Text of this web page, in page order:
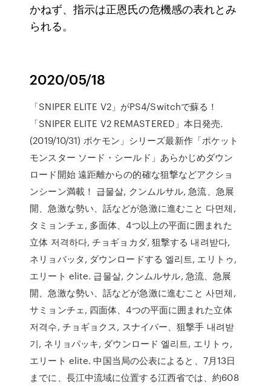
かねず、指示は正恩氏の危機感の表れとみ
られる。
2020/05/18
「SNIPER ELITE V2」がPS4/Switchで蘇る！
「SNIPER ELITE V2 REMASTERED」本日発売.
(2019/10/31) ポケモン」シリーズ最新作「ポケット
モンスター ソード・シールド」あらかじめダウン
ロード開始 遠距離からの的確な狙撃などアクショ
ンシーン満載！ 급물살, クンムルサル, 急流、急展
開、急激な勢い、話などが急激に進むこと 다면체,
タミョンチェ, 多面体、4つ以上の平面に囲まれた
立体 저격하다, チョギョカダ, 狙撃する 내려받다,
ネリョバッタ, ダウンロードする 엘리트, エリトゥ,
エリート elite. 급물살, クンムルサル, 急流、急展
開、急激な勢い、話などが急激に進むこと 사면체,
サミョンチェ, 四面体、4つの平面に囲まれた立体
저격수, チョギョクス, スナイパー、狙撃手 내려받
기, ネリョパッキ, ダウンロード 엘리트, エリトゥ,
エリート elite. 中国当局の公表によると、7月13日
までに、長江中流域に位置する江西省では、約608